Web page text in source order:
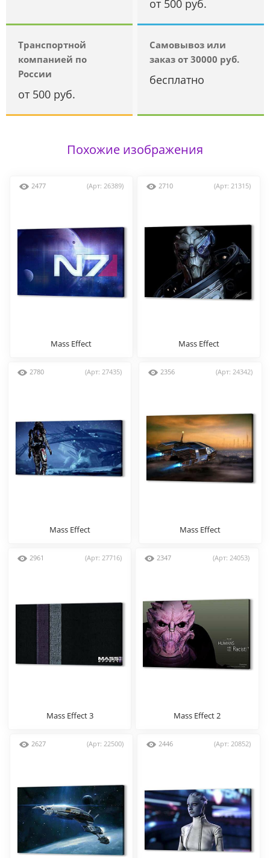
от 500 руб.
Транспортной
компанией по
России
от 500 руб.
Самовывоз или
заказ от 30000 руб.
бесплатно
Похожие изображения
2477 (Арт: 26389)
Mass Effect
2710 (Арт: 21315)
Mass Effect
2780 (Арт: 27435)
Mass Effect
2356 (Арт: 24342)
Mass Effect
2961 (Арт: 27716)
Mass Effect 3
2347 (Арт: 24053)
Mass Effect 2
2627 (Арт: 22500) 2446 (Арт: 20852)